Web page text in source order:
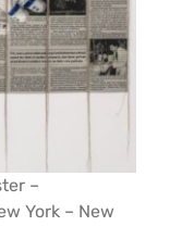
–
York – New